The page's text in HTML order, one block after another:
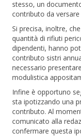
stesso, un
contributo da
Si precisa, inoltre,
quantità di rifiuti
dipendenti, hanno
contributo sistri
necessario
modulistica
Infine è opportuno
sta ipotizzando una
contributo. Al
comunicato alla
confermare questa